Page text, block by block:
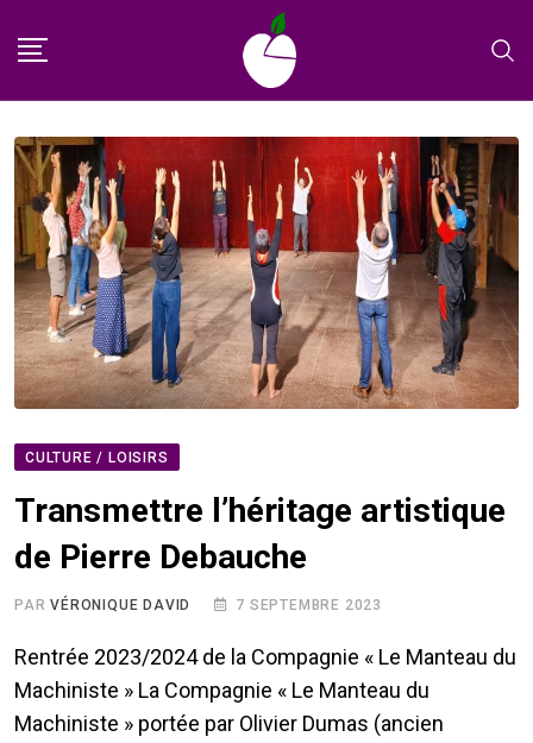
CULTURE / LOISIRS
Transmettre l’héritage artistique
de Pierre Debauche
PARVÉRONIQUE DAVID 7 SEPTEMBRE 2023
Rentrée 2023/2024 de la Compagnie « Le Manteau du
Machiniste » La Compagnie « Le Manteau du
Machiniste » portée par Olivier Dumas (ancien